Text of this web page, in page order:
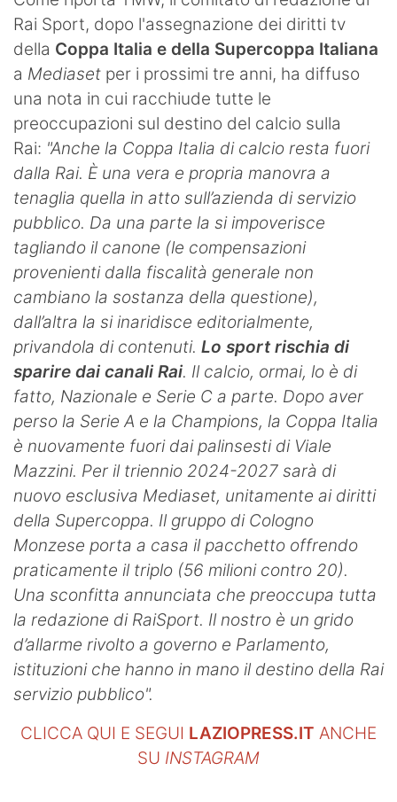
SHOP LAZIO
Contatti
Rai Sport, dopo l'assegnazione dei diritti tv
della Coppa Italia e della Supercoppa Italiana
a Mediaset per i prossimi tre anni, ha diffuso
una nota in cui racchiude tutte le
preoccupazioni sul destino del calcio sulla
Rai: "Anche la Coppa Italia di calcio resta fuori
dalla Rai. È una vera e propria manovra a
tenaglia quella in atto sull’azienda di servizio
pubblico. Da una parte la si impoverisce
tagliando il canone (le compensazioni
provenienti dalla fiscalità generale non
cambiano la sostanza della questione),
dall’altra la si inaridisce editorialmente,
privandola di contenuti. Lo sport rischia di
sparire dai canali Rai. Il calcio, ormai, lo è di
fatto, Nazionale e Serie C a parte. Dopo aver
perso la Serie A e la Champions, la Coppa Italia
è nuovamente fuori dai palinsesti di Viale
Mazzini. Per il triennio 2024-2027 sarà di
nuovo esclusiva Mediaset, unitamente ai diritti
della Supercoppa. Il gruppo di Cologno
Monzese porta a casa il pacchetto offrendo
praticamente il triplo (56 milioni contro 20).
Una sconfitta annunciata che preoccupa tutta
la redazione di RaiSport. Il nostro è un grido
d’allarme rivolto a governo e Parlamento,
istituzioni che hanno in mano il destino della Rai
servizio pubblico".
CLICCA QUI E SEGUI LAZIOPRESS.IT ANCHE
SU INSTAGRAM